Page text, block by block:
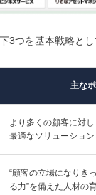
3つを基本戦略とし
主な
より多くの顧客に対
最適なソリューショ
“顧客の立場になりき
る力”を備えた人材の